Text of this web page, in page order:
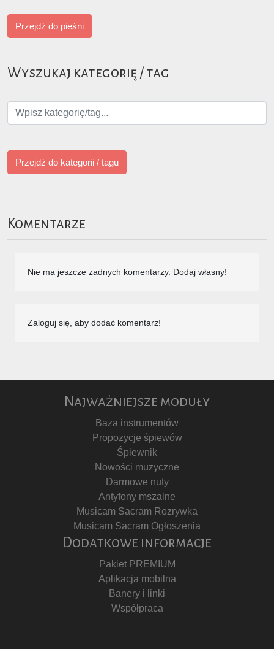
Przejdź do pieśni
Wyszukaj kategorię / tag
Przejdź do kategorii / tagu
Komentarze
Nie ma jeszcze żadnych komentarzy. Dodaj własny!
Zaloguj się, aby dodać komentarz!
Najważniejsze moduły
Baza instrumentów
Propozycje śpiewów
Śpiewnik
Nowości muzyczne
Darmowe nuty
Antyfony mszalne
Musicam Sacram Rozrywka
Musicam Sacram Ogłoszenia
Dodatkowe informacje
Pakiet PREMIUM
Aplikacja mobilna
Banery i linki
Współpraca